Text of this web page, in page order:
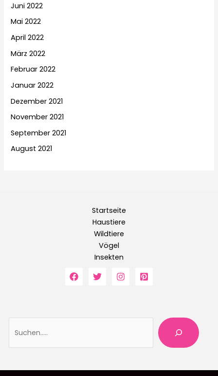
Juni 2022
Mai 2022
April 2022
März 2022
Februar 2022
Januar 2022
Dezember 2021
November 2021
September 2021
August 2021
Startseite
Haustiere
Wildtiere
Vögel
Insekten